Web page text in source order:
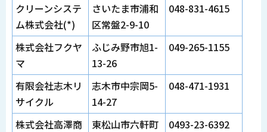
クリーンシステ
ム株式会社(*)
さいたま市浦和
区常盤2-9-10
048-831-4615
株式会社フクヤ
マ
ふじみ野市旭1-
13-26
049-265-1155
有限会社志木リ
サイクル
志木市中宗岡5-
14-27
048-471-1931
株式会社高澤商
東松山市六軒町
0493-23-6392